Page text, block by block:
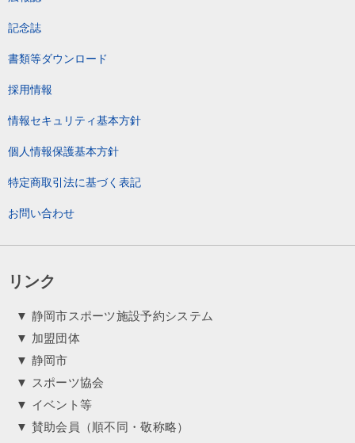
記念誌
書類等ダウンロード
採用情報
情報セキュリティ基本方針
個人情報保護基本方針
特定商取引法に基づく表記
お問い合わせ
リンク
▼ 静岡市スポーツ施設予約システム
▼ 加盟団体
▼ 静岡市
▼ スポーツ協会
▼ イベント等
▼ 賛助会員（順不同・敬称略）